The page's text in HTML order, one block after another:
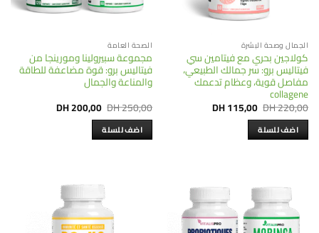
الجمال وصحة البشرة
كولاجين بحري مع فيتامين سي
فيتاليس برو: سر جمالك الطبيعي،
مفاصل قوية، وعظام تدعمك
collagene
DH220,00
Original
price
was:
DH 220,00.
DH115,00
Current
price
اضف للسلة
الصحة العامة
مجموعة سبيرولينا ومورينجا من
فيتاليس برو: قوة مضاعفة للطاقة
والمناعة والجمال
DH250,00
Original
price
was:
DH 250,00.
DH200,00
Current
price
اضف للسلة